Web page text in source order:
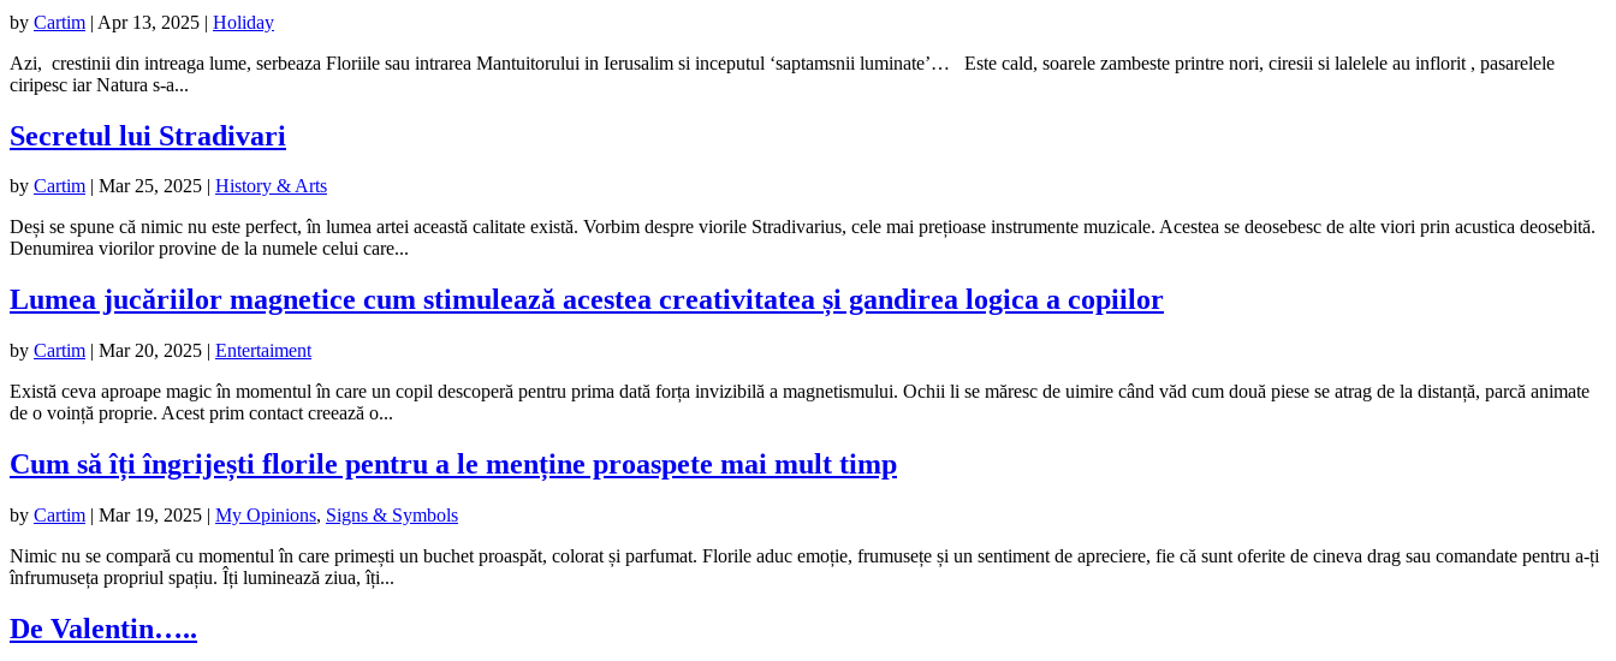
by Cartim | Apr 13, 2025 | Holiday
Azi, crestinii din intreaga lume, serbeaza Floriile sau intrarea Mantuitorului in Ierusalim si inceputul ‘saptamsnii luminate’… Este cald, soarele zambeste printre nori, ciresii si lalelele au inflorit , pasarelele
ciripesc iar Natura s-a...
Secretul lui Stradivari
by Cartim | Mar 25, 2025 | History & Arts
Deși se spune că nimic nu este perfect, în lumea artei această calitate există. Vorbim despre viorile Stradivarius, cele mai prețioase instrumente muzicale. Acestea se deosebesc de alte viori prin acustica deosebită.
Denumirea viorilor provine de la numele celui care...
Lumea jucăriilor magnetice cum stimulează acestea creativitatea și gandirea logica a copiilor
by Cartim | Mar 20, 2025 | Entertaiment
Există ceva aproape magic în momentul în care un copil descoperă pentru prima dată forța invizibilă a magnetismului. Ochii li se măresc de uimire când văd cum două piese se atrag de la distanță, parcă animate
de o voință proprie. Acest prim contact creează o...
Cum să îți îngrijești florile pentru a le menține proaspete mai mult timp
by Cartim | Mar 19, 2025 | My Opinions, Signs & Symbols
Nimic nu se compară cu momentul în care primești un buchet proaspăt, colorat și parfumat. Florile aduc emoție, frumusețe și un sentiment de apreciere, fie că sunt oferite de cineva drag sau comandate pentru a-ți
înfrumuseța propriul spațiu. Îți luminează ziua, îți...
De Valentin…..